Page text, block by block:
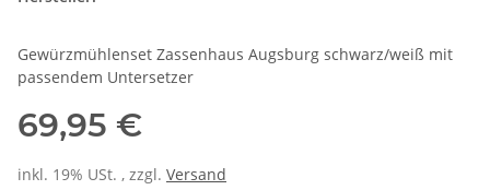
Gewürzmühlenset Zassenhaus Augsburg schwarz/weiß mit
passendem Untersetzer
69,95 €
inkl. 19% USt. , zzgl. Versand